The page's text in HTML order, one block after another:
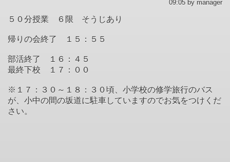
09:05 by manager
５０分授業 ６限 そうじあり
帰りの会終了 １５：５５
部活終了 １６：４５
最終下校 １７：００
※１７：３０～１８：３０頃、小学校の修学旅行のバス
が、小中の間の坂道に駐車していますのでお気をつけくだ
さい。